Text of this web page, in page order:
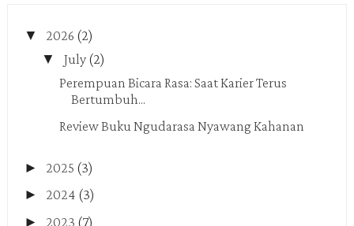
▼ 2026 (2)
▼ July (2)
Perempuan Bicara Rasa: Saat Karier Terus
Bertumbuh...
Review Buku Ngudarasa Nyawang Kahanan
► 2025 (3)
► 2024 (3)
► 2023 (7)